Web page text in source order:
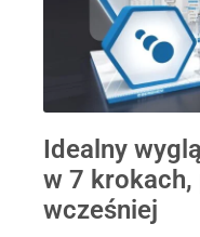
Idealny
w 7
wcześniej